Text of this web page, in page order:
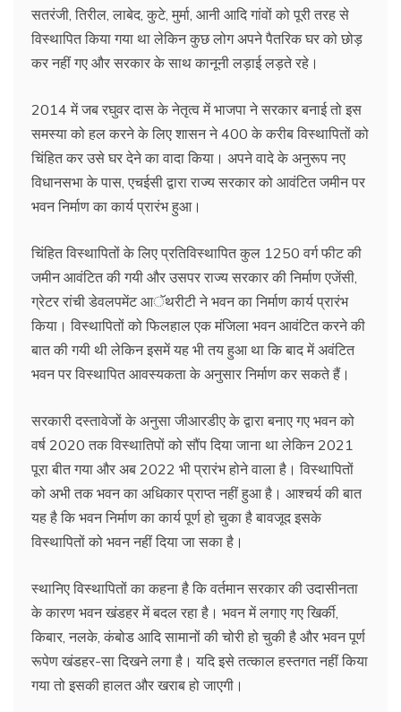
सतरंजी, तिरील, लाबेद, कुटे, मुर्मा, आनी आदि गांवों को पूरी तरह से
विस्थापित किया गया था लेकिन कुछ लोग अपने पैतरिक घर को छोड़
कर नहीं गए और सरकार के साथ कानूनी लड़ाई लड़ते रहे।
2014 में जब रघुवर दास के नेतृत्व में भाजपा ने सरकार बनाई तो इस
समस्या को हल करने के लिए शासन ने 400 के करीब विस्थापितों को
चिंहित कर उसे घर देने का वादा किया। अपने वादे के अनुरूप नए
विधानसभा के पास, एचईसी द्वारा राज्य सरकार को आवंटित जमीन पर
भवन निर्माण का कार्य प्रारंभ हुआ।
चिंहित विस्थापितों के लिए प्रतिविस्थापित कुल 1250 वर्ग फीट की
जमीन आवंटित की गयी और उसपर राज्य सरकार की निर्माण एजेंसी,
ग्रेटर रांची डेवलपमेंट आॅथरीटी ने भवन का निर्माण कार्य प्रारंभ
किया। विस्थापितों को फिलहाल एक मंजिला भवन आवंटित करने की
बात की गयी थी लेकिन इसमें यह भी तय हुआ था कि बाद में अवंटित
भवन पर विस्थापित आवस्यकता के अनुसार निर्माण कर सकते हैं।
सरकारी दस्तावेजों के अनुसा जीआरडीए के द्वारा बनाए गए भवन को
वर्ष 2020 तक विस्थातिपों को सौंप दिया जाना था लेकिन 2021
पूरा बीत गया और अब 2022 भी प्रारंभ होने वाला है। विस्थापितों
को अभी तक भवन का अधिकार प्राप्त नहीं हुआ है। आश्चर्य की बात
यह है कि भवन निर्माण का कार्य पूर्ण हो चुका है बावजूद इसके
विस्थापितों को भवन नहीं दिया जा सका है।
स्थानिए विस्थापितों का कहना है कि वर्तमान सरकार की उदासीनता
के कारण भवन खंडहर में बदल रहा है। भवन में लगाए गए खिर्की,
किबार, नलके, कंबोड आदि सामानों की चोरी हो चुकी है और भवन पूर्ण
रूपेण खंडहर-सा दिखने लगा है। यदि इसे तत्काल हस्तगत नहीं किया
गया तो इसकी हालत और खराब हो जाएगी।